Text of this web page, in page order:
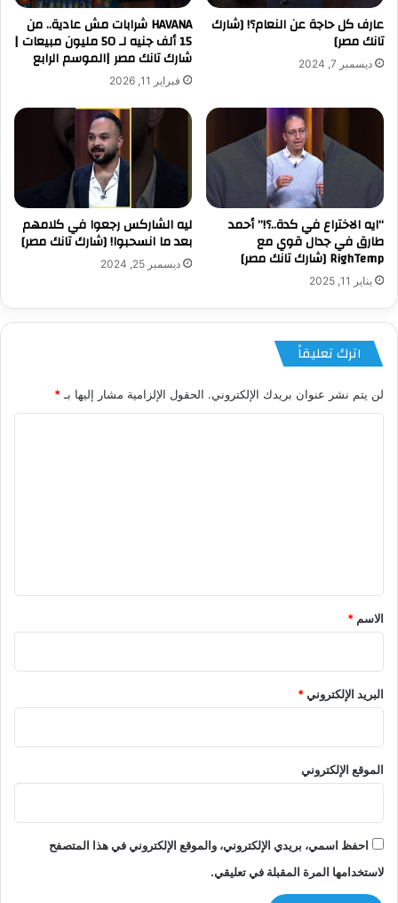
عارف كل حاجة عن النعام؟! [شارك
تانك مصر]
ديسمبر 7, 2024
HAVANA شرابات مش عادية.. من
15 ألف جنيه لـ 50 مليون مبيعات |
شارك تانك مصر |الموسم الرابع
فبراير 11, 2026
“ايه الاختراع في كدة..؟!” أحمد
طارق في جدال قوي مع
RighTemp [شارك تانك مصر]
يناير 11, 2025
ليه الشاركس رجعوا في كلامهم
بعد ما انسحبوا! [شارك تانك مصر]
ديسمبر 25, 2024
اترك تعليقاً
لن يتم نشر عنوان بريدك الإلكتروني. الحقول الإلزامية مشار إليها بـ *
*
الاسم *
البريد الإلكتروني*
الموقع الإلكتروني
احفظ اسمي، بريدي الإلكتروني، والموقع الإلكتروني في هذا المتصفح
لاستخدامها المرة المقبلة في تعليقي.